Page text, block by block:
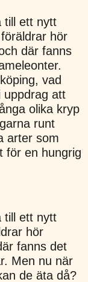
till ett nytt
hör
där fanns
vad
uppdrag att
olika kryp
runt
arter som
för en hungrig
till ett nytt
hör
fanns det
Men nu när
de äta då?